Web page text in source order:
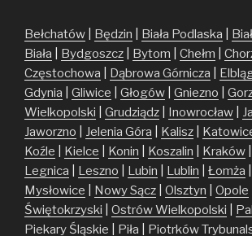
Bełchatów Będzin Biała Podlaska
Biała
Bydgoszcz Bytom Chełm
Częstochowa
Dąbrowa Górnicza
Gdynia
Gliwice Głogów Gniezno
Wielkopolski
Grudziądz Inowrocław
Jaworzno
Jelenia Góra Kalisz
Koźle
Kielce Konin Koszalin Kraków
Legnica
Leszno Lubin Lublin Łomża
Mysłowice
Nowy Sącz Olsztyn Opole
Świętokrzyski
Ostrów Wielkopolski
Piekary Śląskie
Piła Piotrków